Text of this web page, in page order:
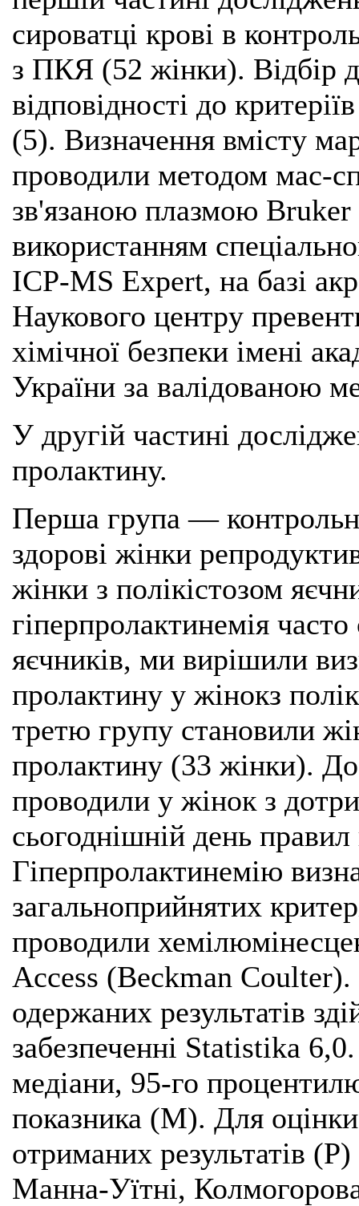
сироватці крові в
з ПКЯ (52 жінки). Відбір
відповідності до
(5). Визначення вмісту
проводили методом мас-
зв'язаною плазмою Bruker
використанням
ICP-MS Expert, на базі
Наукового центру
хімічної безпеки імені
України за валідованою
У другій частині
пролактину.
Перша група —
здорові жінки
жінки з полікістозом
гіперпролактинемія
яєчників, ми вирішили
пролактину у жінокз
третю групу становили
пролактину (33 жінки).
проводили у жінок з
сьогоднішній день правил
Гіперпролактинемію
загальноприйнятих
проводили
Access (Beckman
одержаних результатів
забезпеченні Statistika
медіани, 95-го
показника (М). Для оцінки
отриманих результатів
Манна-Уїтні,